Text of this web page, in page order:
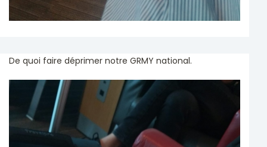
De quoi faire déprimer notre GRMY national.